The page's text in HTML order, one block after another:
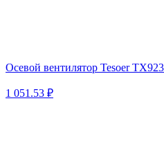
Осевой вентилятор Tesoer
1 051.53 ₽